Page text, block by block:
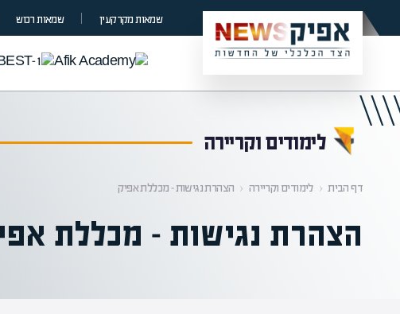
שמאות מקרקעין שמאות רכוש
לימודים וקריירה
דף הבית ‹ לימודים וקריירה ‹ הצהרת נגישות – מכללת אפיק
הצהרת נגישות – מכללת